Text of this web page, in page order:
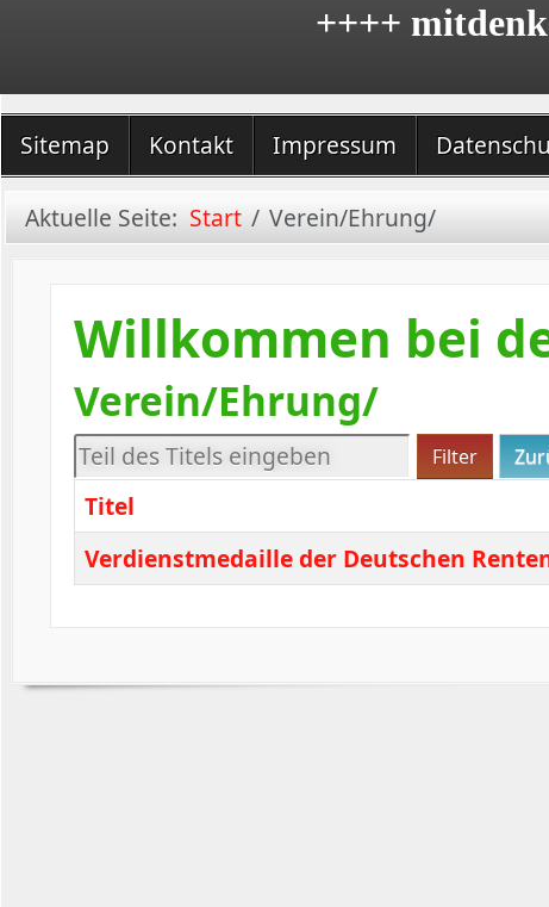
++++
Sitemap Kontakt Impressum
Aktuelle Seite: Start Verein/Ehrung/
Willkommen bei
Verein/Ehrung/
Teil des Titels eingeben Filter
Titel
Verdienstmedaille der Deutschen